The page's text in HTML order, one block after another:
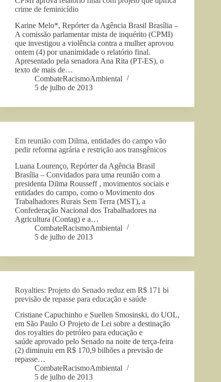
crime de feminicídio
Karine Melo*, Repórter da Agência Brasil Brasília –
A comissão parlamentar mista de inquérito (CPMI)
que investigou a violência contra a mulher aprovou
ontem (4) por unanimidade o relatório final.
Apresentado pela senadora Ana Rita (PT-ES), o
texto de mais de…
CombateRacismoAmbiental
5 de julho de 2013
Em reunião com Dilma, entidades do campo vão
pedir reforma agrária e restrição aos transgênicos
Luana Lourenço, Repórter da Agência Brasil
Brasília – Convidados para uma reunião com a
presidenta Dilma Rousseff , movimentos sociais e
entidades do campo, como o Movimento dos
Trabalhadores Rurais Sem Terra (MST), a
Confederação Nacional dos Trabalhadores na
Agricultura (Contag) e a…
CombateRacismoAmbiental
5 de julho de 2013
Royalties: Projeto do Senado reduz em R$ 171 bi
previsão de repasse para educação e saúde
Cristiane Capuchinho e Suellen Smosinski, do UOL,
em São Paulo O Projeto de Lei sobre a destinação
dos royalties do petróleo para educação e
saúde aprovado pelo Senado na noite de terça-feira
(2) diminuiu em R$ 170,9 bilhões a previsão de
repasse…
CombateRacismoAmbiental
5 de julho de 2013